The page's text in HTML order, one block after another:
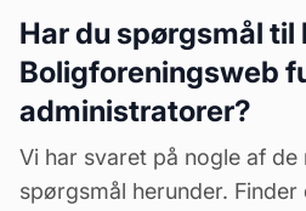
Har du spørgsmål til
Boligforeningsweb
administratorer?
Vi har svaret på nogle af
spørgsmål herunder.